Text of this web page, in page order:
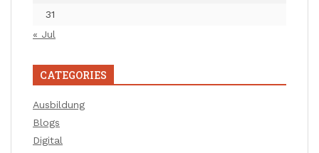
31
« Jul
CATEGORIES
Ausbildung
Blogs
Digital